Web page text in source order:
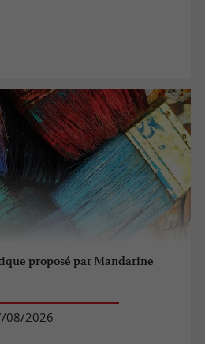
proposé par Mandarine
08/2026